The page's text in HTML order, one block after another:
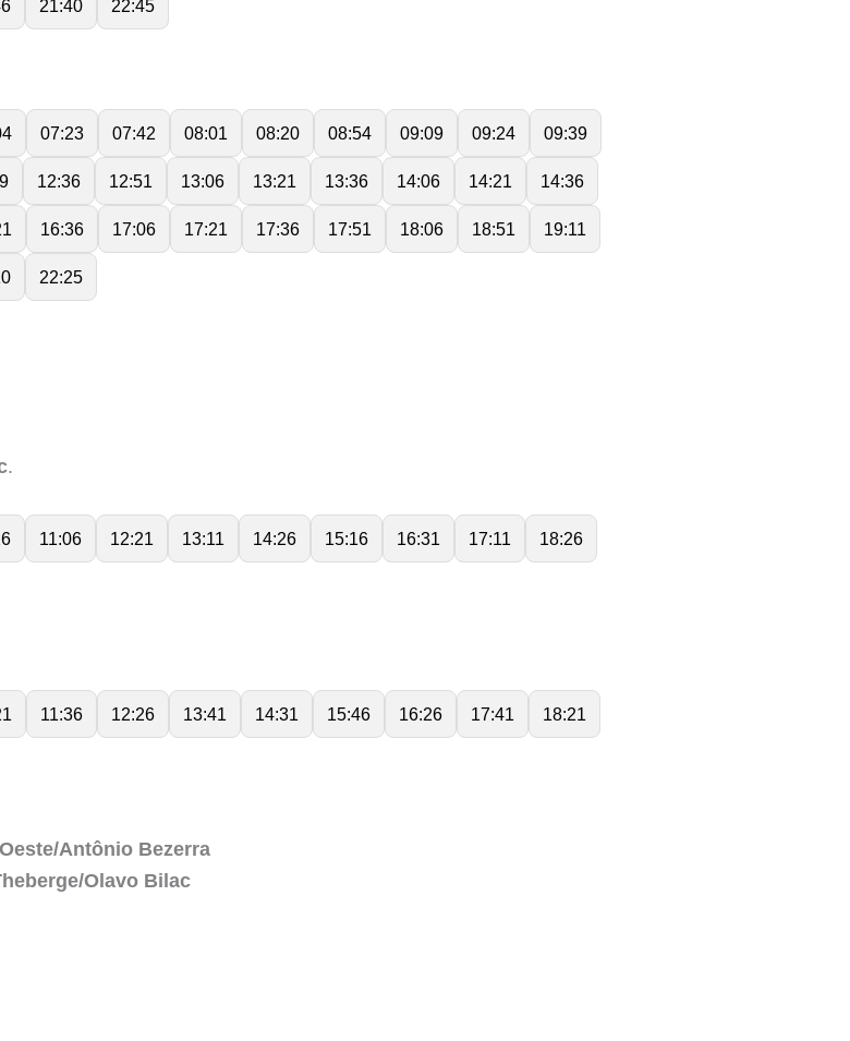
21:40 22:45
07:23 07:42 08:01 08:20 08:54 09:09 09:24 09:39
12:36 12:51 13:06 13:21 13:36 14:06 14:21 14:36
16:36 17:06 17:21 17:36 17:51 18:06 18:51 19:11
22:25
.
11:06 12:21 13:11 14:26 15:16 16:31 17:11 18:26
11:36 12:26 13:41 14:31 15:46 16:26 17:41 18:21
Antônio Bezerra
Olavo Bilac